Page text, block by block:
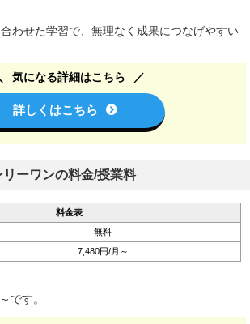
わせた学習で、無理なく成果につなげやすい
気になる詳細はこちら
詳しくはこちら
ーワンの料金/授業料
料金表
無料
7,480円/月～
です。